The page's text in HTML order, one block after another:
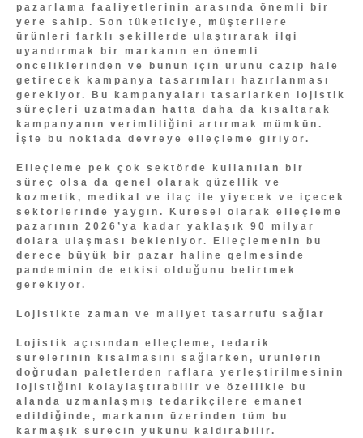
pazarlama faaliyetlerinin arasında önemli bir
yere sahip. Son tüketiciye, müşterilere
ürünleri farklı şekillerde ulaştırarak ilgi
uyandırmak bir markanın en önemli
önceliklerinden ve bunun için ürünü cazip hale
getirecek kampanya tasarımları hazırlanması
gerekiyor. Bu kampanyaları tasarlarken lojistik
süreçleri uzatmadan hatta daha da kısaltarak
kampanyanın verimliliğini artırmak mümkün.
İşte bu noktada devreye elleçleme giriyor.
Elleçleme pek çok sektörde kullanılan bir
süreç olsa da genel olarak güzellik ve
kozmetik, medikal ve ilaç ile yiyecek ve içecek
sektörlerinde yaygın. Küresel olarak elleçleme
pazarının 2026’ya kadar yaklaşık 90 milyar
dolara ulaşması bekleniyor. Elleçlemenin bu
derece büyük bir pazar haline gelmesinde
pandeminin de etkisi olduğunu belirtmek
gerekiyor.
Lojistikte zaman ve maliyet tasarrufu sağlar
Lojistik açısından elleçleme, tedarik
sürelerinin kısalmasını sağlarken, ürünlerin
doğrudan paletlerden raflara yerleştirilmesinin
lojistiğini kolaylaştırabilir ve özellikle bu
alanda uzmanlaşmış tedarikçilere emanet
edildiğinde, markanın üzerinden tüm bu
karmaşık sürecin yükünü kaldırabilir.